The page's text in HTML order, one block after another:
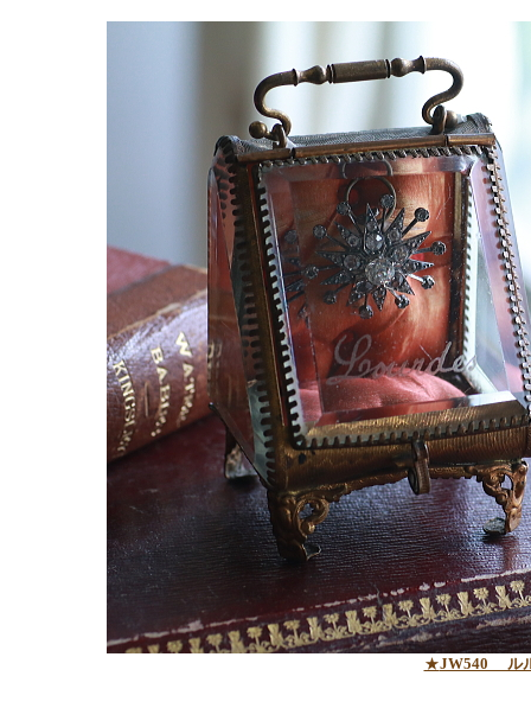
★JW540 ル